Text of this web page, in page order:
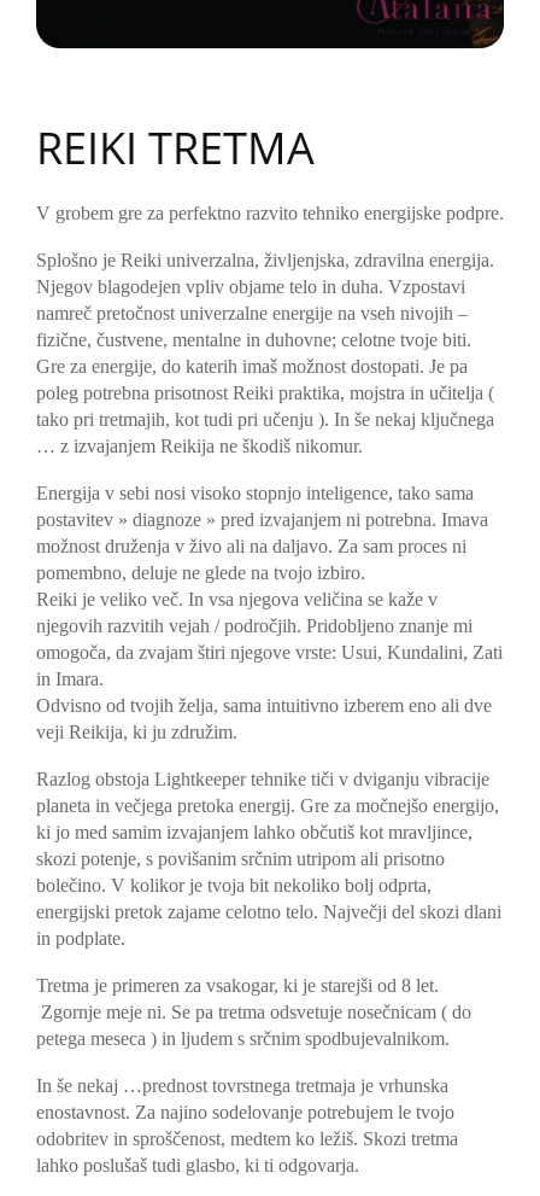
REIKI TRETMA
V grobem gre za perfektno razvito tehniko energijske podpre.
Splošno je Reiki univerzalna, življenjska, zdravilna energija.
Njegov blagodejen vpliv objame telo in duha. Vzpostavi
namreč pretočnost univerzalne energije na vseh nivojih –
fizične, čustvene, mentalne in duhovne; celotne tvoje biti.
Gre za energije, do katerih imaš možnost dostopati. Je pa
poleg potrebna prisotnost Reiki praktika, mojstra in učitelja (
tako pri tretmajih, kot tudi pri učenju ). In še nekaj ključnega
… z izvajanjem Reikija ne škodiš nikomur.
Energija v sebi nosi visoko stopnjo inteligence, tako sama
postavitev » diagnoze » pred izvajanjem ni potrebna. Imava
možnost druženja v živo ali na daljavo. Za sam proces ni
pomembno, deluje ne glede na tvojo izbiro.
Reiki je veliko več. In vsa njegova veličina se kaže v
njegovih razvitih vejah / področjih. Pridobljeno znanje mi
omogoča, da zvajam štiri njegove vrste: Usui, Kundalini, Zati
in Imara.
Odvisno od tvojih želja, sama intuitivno izberem eno ali dve
veji Reikija, ki ju združim.
Razlog obstoja Lightkeeper tehnike tiči v dviganju vibracije
planeta in večjega pretoka energij. Gre za močnejšo energijo,
ki jo med samim izvajanjem lahko občutiš kot mravljince,
skozi potenje, s povišanim srčnim utripom ali prisotno
bolečino. V kolikor je tvoja bit nekoliko bolj odprta,
energijski pretok zajame celotno telo. Največji del skozi dlani
in podplate.
Tretma je primeren za vsakogar, ki je starejši od 8 let.
Zgornje meje ni. Se pa tretma odsvetuje nosečnicam ( do
petega meseca ) in ljudem s srčnim spodbujevalnikom.
In še nekaj …prednost tovrstnega tretmaja je vrhunska
enostavnost. Za najino sodelovanje potrebujem le tvojo
odobritev in sproščenost, medtem ko ležiš. Skozi tretma
lahko poslušaš tudi glasbo, ki ti odgovarja.